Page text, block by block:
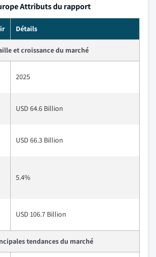
Attributs du rapport
Détails
et croissance du marché
2025
USD 64.6 Billion
USD 66.3 Billion
5.4%
USD 106.7 Billion
tendances du marché